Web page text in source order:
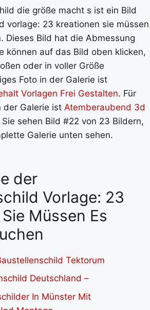
die größe macht s ist ein Bild
vorlage: 23 kreationen sie müssen
Dieses Bild hat die Abmessung
können auf das Bild oben klicken,
oder in voller Größe
Foto in der Galerie ist
Vorlagen Frei Gestalten. Für
der Galerie ist Atemberaubend 3d
Sie sehen Bild #22 von 23 Bildern,
Galerie unten sehen.
der
Vorlage: 23
Müssen Es